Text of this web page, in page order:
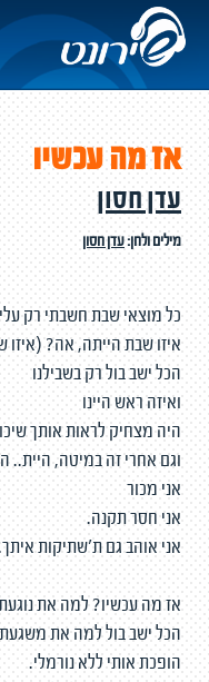
אז מה עכשיו
עדן חסון
מילים ולחן:עדן חסון
כל מוצאי שבת חשבתי רק
איזו שבת הייתה, אה?
הכל ישב בול רק בשבילנו
ואיזה ראש היינו
היה מצחיק לראות אותך
וגם אחרי זה במיטה, היית..
אני מכור
אני חסר תקנה.
אני אוהב גם ת'שתיקות
אז מה עכשיו? למה את
הכל ישב בול למה את
הופכת אותי ללא נורמלי.